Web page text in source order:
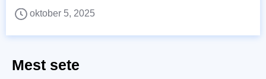
oktober 5, 2025
Mest sete